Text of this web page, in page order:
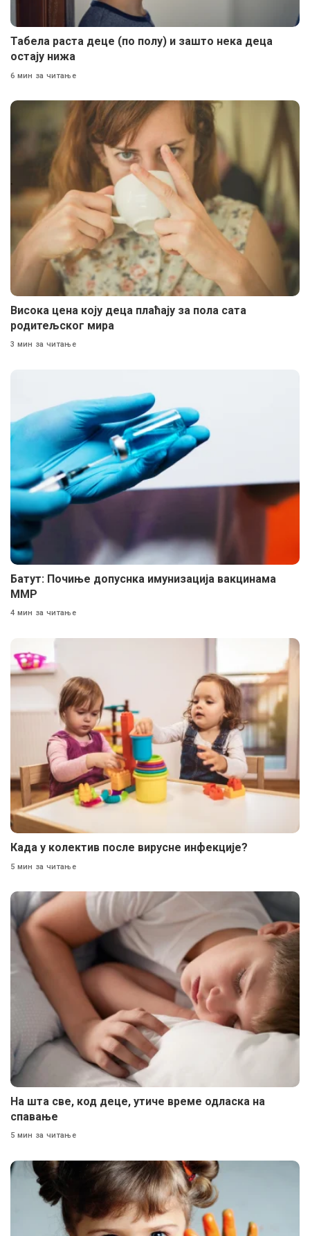
Табела раста деце (по полу) и зашто нека деца
остају нижа
6 мин за читање
Висока цена коју деца плаћају за пола сата
родитељског мира
3 мин за читање
Батут: Почиње допуснка имунизација вакцинама
ММР
4 мин за читање
Када у колектив после вирусне инфекције?
5 мин за читање
На шта све, код деце, утиче време одласка на
спавање
5 мин за читање